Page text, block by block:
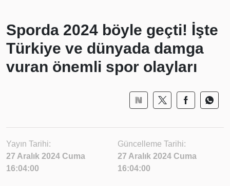
Sporda 2024 böyle geçti! İşte
Türkiye ve dünyada damga
vuran önemli spor olayları
Yayın Tarihi:
27 Aralık 2024 Cuma
16:04:00
Güncelleme Tarihi:
27 Aralık 2024 Cuma
16:04:00